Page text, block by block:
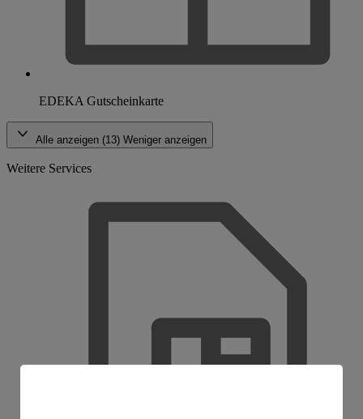
EDEKA Gutscheinkarte
Alle anzeigen (13) Weniger anzeigen
Weitere Services